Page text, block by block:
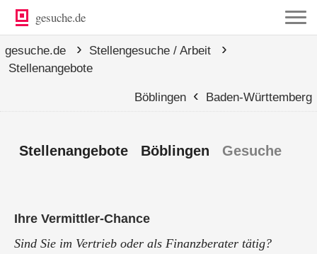
gesuche.de
gesuche.de › Stellengesuche / Arbeit ›
Stellenangebote
Böblingen ‹ Baden-Württemberg
Stellenangebote Böblingen Gesuche
Ihre Vermittler-Chance
Sind Sie im Vertrieb oder als Finanzberater tätig?